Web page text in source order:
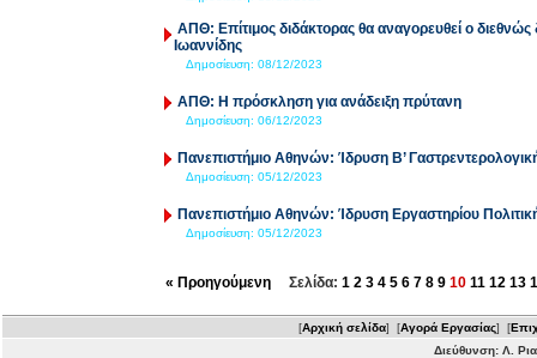
ΑΠΘ: Επίτιμος διδάκτορας θα αναγορευθεί ο
Ιωαννίδης
Δημοσίευση: 08/12/2023
ΑΠΘ: Η πρόσκληση για ανάδειξη πρύτανη
Δημοσίευση: 06/12/2023
Πανεπιστήμιο Αθηνών: Ίδρυση Β’
Δημοσίευση: 05/12/2023
Πανεπιστήμιο Αθηνών: Ίδρυση Εργαστηρίου
Δημοσίευση: 05/12/2023
« Προηγούμενη Σελίδα: 1 2 3 4 5 6 7 8 9 10 11 12 13
[Αρχική σελίδα] [Αγορά Εργασίας] [
Διεύθυνση: Λ.